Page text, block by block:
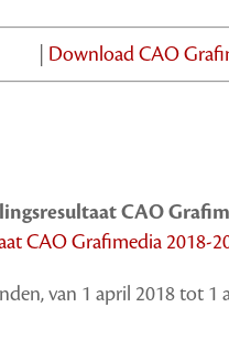
Download CAO
CAO
CAO Grafimedia 2018-
van 1 april 2018 tot 1